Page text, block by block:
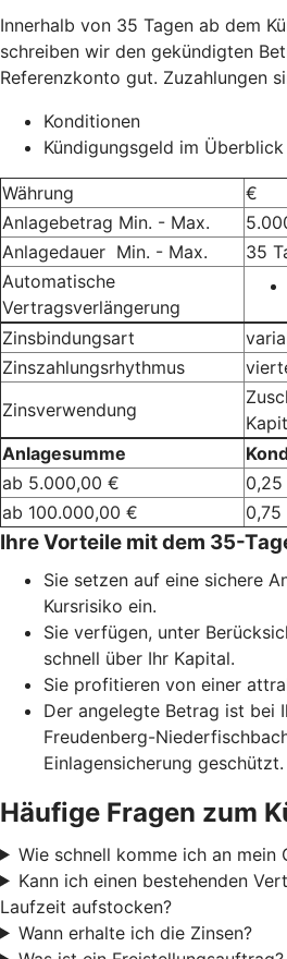
Innerhalb von 35 Tagen ab dem
schreiben wir den gekündigten
Referenzkonto gut. Zuzahlungen
Konditionen
Kündigungsgeld im Überblick
Währung
€
Anlagebetrag Min. - Max.
Anlagedauer Min. - Max.
35
Automatische
Vertragsverlängerung
Zinsbindungsart
Zinszahlungsrhythmus
Zinsverwendung
Anlagesumme
ab 5.000,00 €
0,25
ab 100.000,00 €
0,75
Ihre Vorteile mit dem 35-
Sie setzen auf eine sichere
Kursrisiko ein.
Sie verfügen, unter
schnell über Ihr Kapital.
Sie profitieren von einer
Der angelegte Betrag ist bei
Freudenberg-
Einlagensicherung geschützt.
Häufige Fragen zum
Wie schnell komme ich an mein
Kann ich einen bestehenden
Laufzeit aufstocken?
Wann erhalte ich die Zinsen?